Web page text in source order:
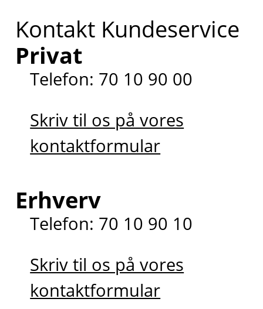
Kontakt Kundeservice
Privat
Telefon: 70 10 90 00
Skriv til os på vores
kontaktformular
Erhverv
Telefon: 70 10 90 10
Skriv til os på vores
kontaktformular